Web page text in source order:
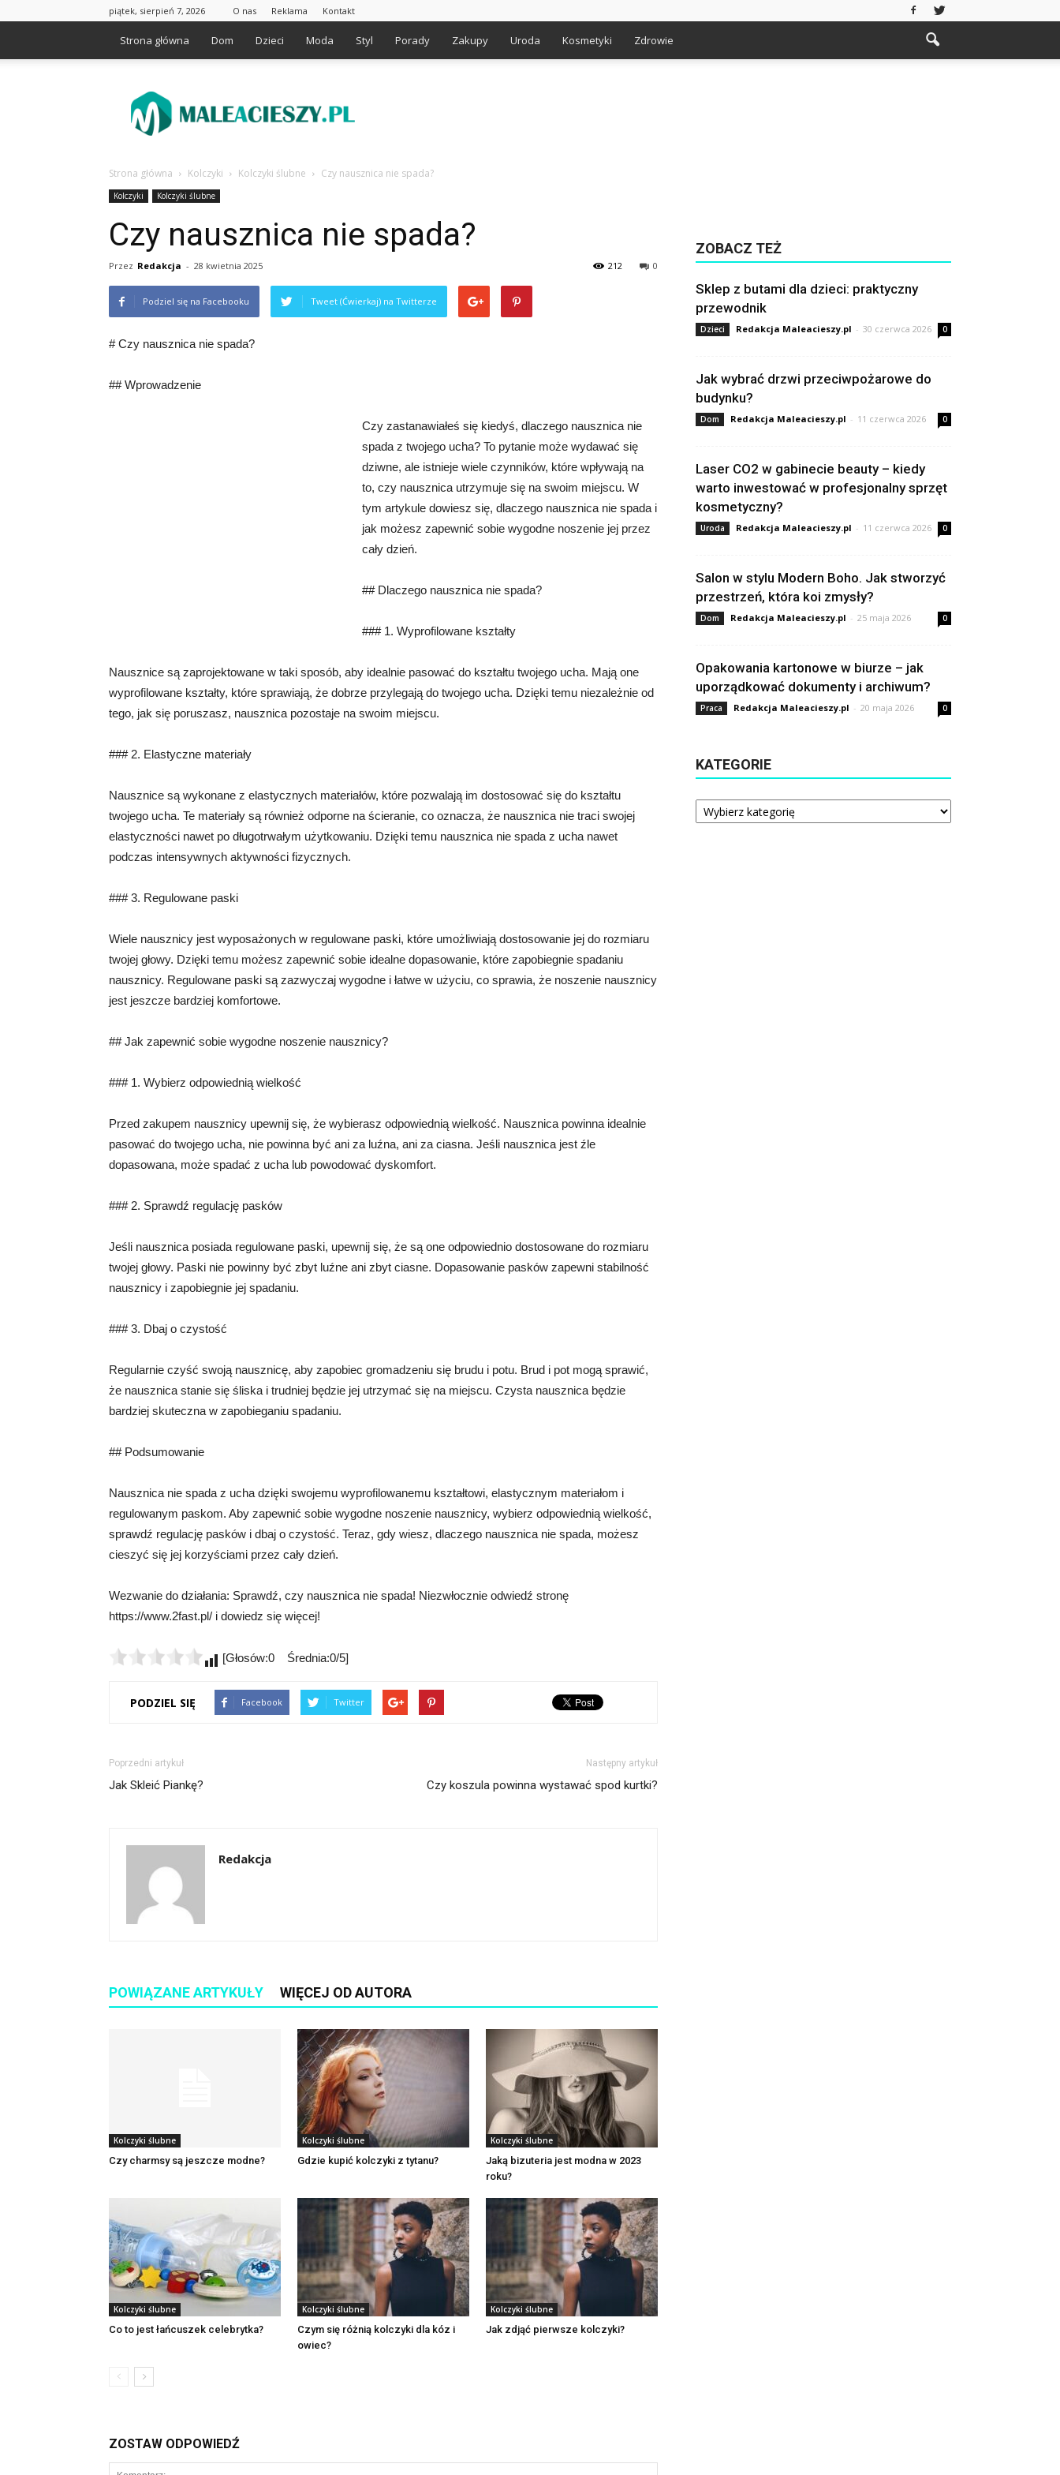
piątek, sierpień 7, 2026 O nas Reklama Kontakt
Strona główna Dom Dzieci Moda Styl Porady Zakupy Uroda Kosmetyki Zdrowie
Strona główna Kolczyki Kolczyki ślubne Czy nausznica nie spada?
Kolczyki Kolczyki ślubne
Czy nausznica nie spada?
Przez Redakcja - 28 kwietnia 2025 0
212
Podziel się na Facebooku Tweet (Ćwierkaj) na Twitterze
# Czy nausznica nie spada?
## Wprowadzenie
Czy zastanawiałeś się kiedyś, dlaczego nausznica nie
spada z twojego ucha? To pytanie może wydawać się
dziwne, ale istnieje wiele czynników, które wpływają na
to, czy nausznica utrzymuje się na swoim miejscu. W
tym artykule dowiesz się, dlaczego nausznica nie spada i
jak możesz zapewnić sobie wygodne noszenie jej przez
cały dzień.
## Dlaczego nausznica nie spada?
### 1. Wyprofilowane kształty
Nausznice są zaprojektowane w taki sposób, aby idealnie pasować do kształtu twojego ucha. Mają one
wyprofilowane kształty, które sprawiają, że dobrze przylegają do twojego ucha. Dzięki temu niezależnie od
tego, jak się poruszasz, nausznica pozostaje na swoim miejscu.
### 2. Elastyczne materiały
Nausznice są wykonane z elastycznych materiałów, które pozwalają im dostosować się do kształtu
twojego ucha. Te materiały są również odporne na ścieranie, co oznacza, że nausznica nie traci swojej
elastyczności nawet po długotrwałym użytkowaniu. Dzięki temu nausznica nie spada z ucha nawet
podczas intensywnych aktywności fizycznych.
### 3. Regulowane paski
Wiele nausznicy jest wyposażonych w regulowane paski, które umożliwiają dostosowanie jej do rozmiaru
twojej głowy. Dzięki temu możesz zapewnić sobie idealne dopasowanie, które zapobiegnie spadaniu
nausznicy. Regulowane paski są zazwyczaj wygodne i łatwe w użyciu, co sprawia, że noszenie nausznicy
jest jeszcze bardziej komfortowe.
## Jak zapewnić sobie wygodne noszenie nausznicy?
### 1. Wybierz odpowiednią wielkość
Przed zakupem nausznicy upewnij się, że wybierasz odpowiednią wielkość. Nausznica powinna idealnie
pasować do twojego ucha, nie powinna być ani za luźna, ani za ciasna. Jeśli nausznica jest źle
dopasowana, może spadać z ucha lub powodować dyskomfort.
### 2. Sprawdź regulację pasków
Jeśli nausznica posiada regulowane paski, upewnij się, że są one odpowiednio dostosowane do rozmiaru
twojej głowy. Paski nie powinny być zbyt luźne ani zbyt ciasne. Dopasowanie pasków zapewni stabilność
nausznicy i zapobiegnie jej spadaniu.
### 3. Dbaj o czystość
Regularnie czyść swoją nausznicę, aby zapobiec gromadzeniu się brudu i potu. Brud i pot mogą sprawić,
że nausznica stanie się śliska i trudniej będzie jej utrzymać się na miejscu. Czysta nausznica będzie
bardziej skuteczna w zapobieganiu spadaniu.
## Podsumowanie
Nausznica nie spada z ucha dzięki swojemu wyprofilowanemu kształtowi, elastycznym materiałom i
regulowanym paskom. Aby zapewnić sobie wygodne noszenie nausznicy, wybierz odpowiednią wielkość,
sprawdź regulację pasków i dbaj o czystość. Teraz, gdy wiesz, dlaczego nausznica nie spada, możesz
cieszyć się jej korzyściami przez cały dzień.
Wezwanie do działania: Sprawdź, czy nausznica nie spada! Niezwłocznie odwiedź stronę
https://www.2fast.pl/ i dowiedz się więcej!
[Głosów:0 Średnia:0/5]
PODZIEL SIĘ Facebook Twitter
Poprzedni artykuł
Jak Skleić Piankę?
Następny artykuł
Czy koszula powinna wystawać spod kurtki?
Redakcja
POWIĄZANE ARTYKUŁY WIĘCEJ OD AUTORA
Kolczyki ślubne
Czy charmsy są jeszcze modne?
Kolczyki ślubne
Gdzie kupić kolczyki z tytanu?
Kolczyki ślubne
Jaką bizuteria jest modna w 2023
roku?
Kolczyki ślubne
Co to jest łańcuszek celebrytka?
Kolczyki ślubne
Czym się różnią kolczyki dla kóz i
owiec?
Kolczyki ślubne
Jak zdjąć pierwsze kolczyki?
ZOSTAW ODPOWIEDŹ
ZOBACZ TEŻ
Sklep z butami dla dzieci: praktyczny
przewodnik
Dzieci Redakcja Maleacieszy.pl - 30 czerwca 2026 0
Jak wybrać drzwi przeciwpożarowe do
budynku?
Dom Redakcja Maleacieszy.pl - 11 czerwca 2026 0
Laser CO2 w gabinecie beauty – kiedy
warto inwestować w profesjonalny sprzęt
kosmetyczny?
Uroda Redakcja Maleacieszy.pl - 11 czerwca 2026 0
Salon w stylu Modern Boho. Jak stworzyć
przestrzeń, która koi zmysły?
Dom Redakcja Maleacieszy.pl - 25 maja 2026 0
Opakowania kartonowe w biurze – jak
uporządkować dokumenty i archiwum?
Praca Redakcja Maleacieszy.pl - 20 maja 2026 0
KATEGORIE
Kategorie